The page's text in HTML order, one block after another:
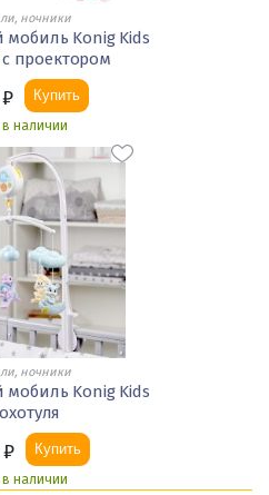
ночники
Konig Kids
проектором
₽ Купить
в наличии
ночники
Konig Kids
₽ Купить
в наличии